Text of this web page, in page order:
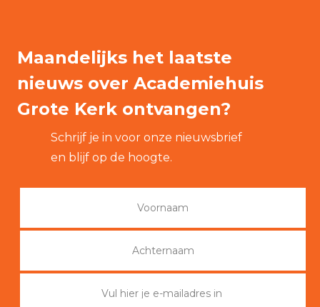
Maandelijks het laatste
nieuws over Academiehuis
Grote Kerk ontvangen?
Schrijf je in voor onze nieuwsbrief
en blijf op de hoogte.